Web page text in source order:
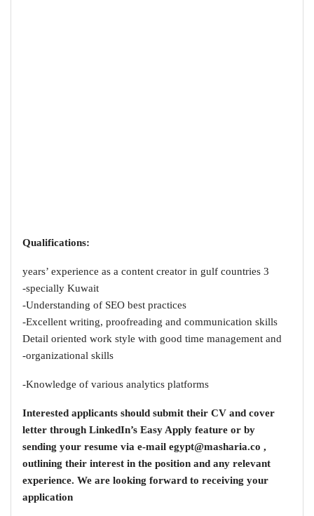
:Qualifications
3 years’ experience as a content creator in gulf countries
specially Kuwait-
Understanding of SEO best practices-
Excellent writing, proofreading and communication skills-
Detail oriented work style with good time management and
organizational skills-
Knowledge of various analytics platforms-
Interested applicants should submit their CV and cover
letter through LinkedIn’s Easy Apply feature or by
sending your resume via e-mail egypt@masharia.co ,
outlining their interest in the position and any relevant
experience. We are looking forward to receiving your
application